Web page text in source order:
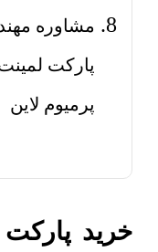
مشاوره
پرمیوم لاین
خرید